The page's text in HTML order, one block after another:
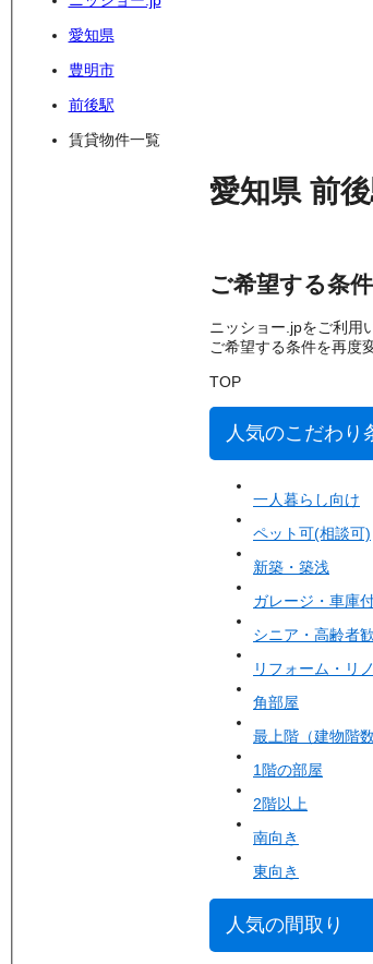
愛知県
豊明市
前後駅
賃貸物件一覧
愛知県 前
ご希望する条
ニッショー.jpをご利用
ご希望する条件を再度
TOP
人気のこだわり
一人暮らし向け
ペット可(相談可)
新築・築浅
ガレージ・車庫
シニア・高齢者
リフォーム・リ
角部屋
最上階（建物階
1階の部屋
2階以上
南向き
東向き
人気の間取り